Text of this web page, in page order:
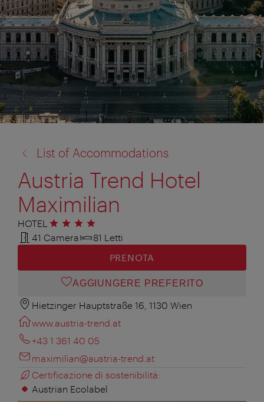
a:
List of Accommodations
Austria Trend Hotel
Maximilian
HOTEL 4 stelle
41 Camera
81 Letti
PRENOTA
AGGIUNGERE PREFERITO
Hietzinger Hauptstraße 16, 1130 Wien
www.austria-trend.at
+43 1 361 40 05
maximilian@austria-trend.at
Certificazione di sostenibilità:
Austrian Ecolabel